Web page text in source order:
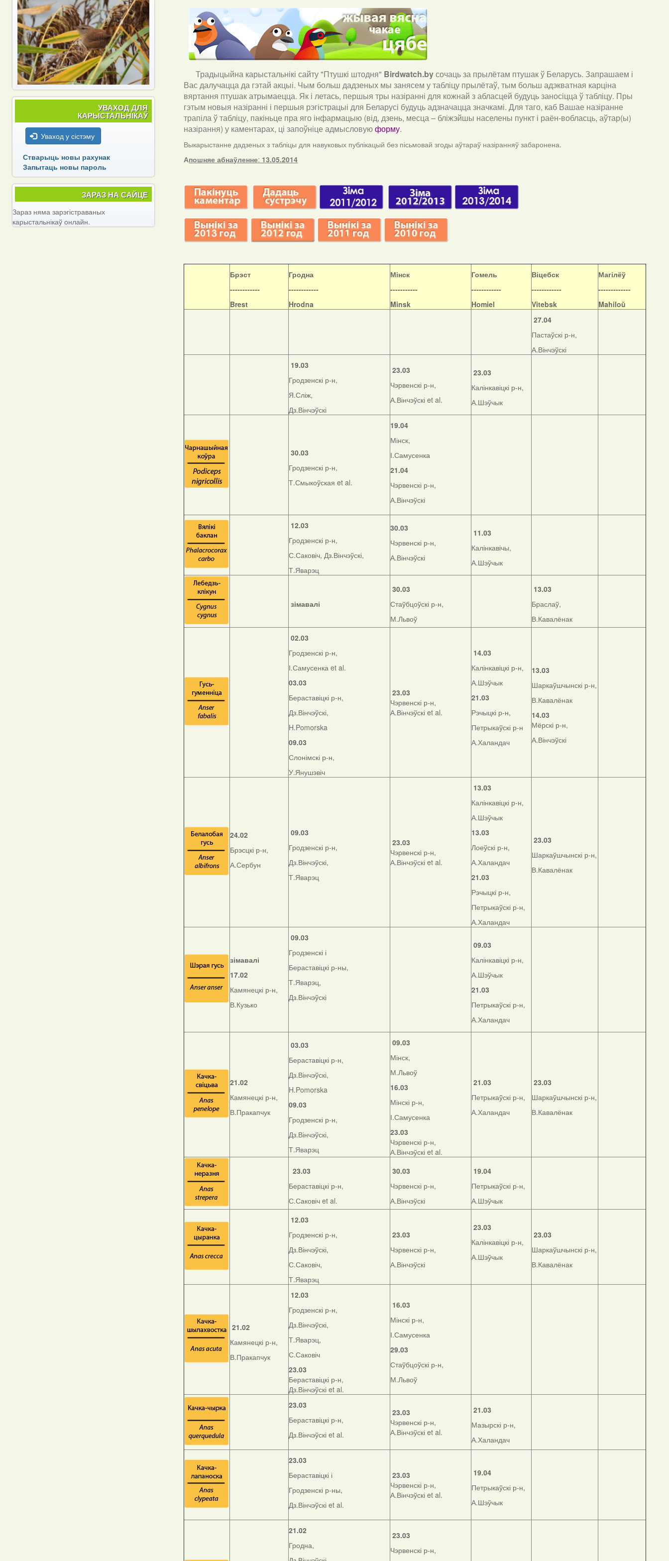
Традыцыйна карыстальнікі сайту "Птушкі штодня" Birdwatch.byсочаць за прылётам птушак ў Беларусь. Запрашаем і
Вас далучацца да гэтай акцыі. Чым больш дадзеных мы занясем у табліцу прылётаў, тым больш адэкватная карціна
вяртання птушак атрымаецца. Як і летась, першыя тры назіранні для кожнай з абласцей будуць заносіцца ў табліцу. Пры
гэтым новыя назіранні і першыя рэгістрацыі для Беларусі будуць адзначацца значкамі. Для таго, каб Вашае назіранне
трапіла ў табліцу, пакіньце пра яго інфармацыю (від, дзень, месца – бліжэйшы населены пункт і раён-вобласць, аўтар(ы)
назірання) у каментарах, ці запоўніце адмысловуюформу.
Выкарыстанне дадзеных з табліцы для навуковых публікацый без пісьмовай згоды аўтараў назіранняў забаронена.
Апошняе абнаўленне: 13.05.2014
Брэст
------------
Brest
Гродна
------------
Hrodna
Мінск
-----------
Minsk
Гомель
------------
Homiel
Віцебск
------------
Vitebsk
Магілёў
-------------
Mahiloŭ
27.04
Пастаўскі р-н,
А.Вінчэўскі
19.03
Гродзенскі р-н,
Я.Сліж,
Дз.Вінчэўскі
23.03
Чэрвенскі р-н,
А.Вінчэўскі et al.
23.03
Калінкавіцкі р-н,
А.Шэўчык
30.03
Гродзенскі р-н,
Т.Смыкоўская et al.
19.04
Мінск,
І.Самусенка
21.04
Чэрвенскі р-н,
А.Вінчэўскі
12.03
Гродзенскі р-н,
С.Саковіч, Дз.Вінчэўскі,
Т.Яварэц
30.03
Чэрвенскі р-н,
А.Вінчэўскі
11.03
Калінкавічы,
А.Шэўчык
зімавалі
30.03
Стаўбцоўскі р-н,
М.Львоў
13.03
Браслаў,
В.Кавалёнак
02.03
Гродзенскі р-н,
І.Самусенка et al.
03.03
Бераставіцкі р-н,
Дз.Вінчэўскі,
H.Pomorska
09.03
Слонімскі р-н,
У.Янушэвіч
23.03
Чэрвенскі р-н,
А.Вінчэўскі et al.
14.03
Калінкавіцкі р-н,
А.Шэўчык
21.03
Рэчыцкі р-н,
Петрыкаўскі р-н
А.Халандач
13.03
Шаркаўшчынскі р-н,
В.Кавалёнак
14.03
Мёрскі р-н,
А.Вінчэўскі
24.02
Брэсцкі р-н,
А.Сербун
09.03
Гродзенскі р-н,
Дз.Вінчэўскі,
Т.Яварэц
23.03
Чэрвенскі р-н,
А.Вінчэўскі et al.
13.03
Калінкавіцкі р-н,
А.Шэўчык
13.03
Лоеўскі р-н,
А.Халандач
21.03
Рэчыцкі р-н,
Петрыкаўскі р-н,
А.Халандач
23.03
Шаркаўшчынскі р-н,
В.Кавалёнак
зімавалі
17.02
Камянецкі р-н,
В.Кузько
09.03
Гродзенскі і
Бераставіцкі р-ны,
Т.Яварэц,
Дз.Вінчэўскі
09.03
Калінкавіцкі р-н,
А.Шэўчык
21.03
Петрыкаўскі р-н,
А.Халандач
21.02
Камянецкі р-н,
В.Пракапчук
03.03
Бераставіцкі р-н,
Дз.Вінчэўскі,
H.Pomorska
09.03
Гродзенскі р-н,
Дз.Вінчэўскі,
Т.Яварэц
09.03
Мінск,
М.Львоў
16.03
Мінскі р-н,
І.Самусенка
23.03
Чэрвенскі р-н,
А.Вінчэўскі et al.
21.03
Петрыкаўскі р-н,
А.Халандач
23.03
Шаркаўшчынскі р-н,
В.Кавалёнак
23.03
Бераставіцкі р-н,
С.Саковіч et al.
30.03
Чэрвенскі р-н,
А.Вінчэўскі
19.04
Петрыкаўскі р-н,
А.Шэўчык
12.03
Гродзенскі р-н,
Дз.Вінчэўскі,
С.Саковіч,
Т.Яварэц
23.03
Чэрвенскі р-н,
А.Вінчэўскі
23.03
Калінкавіцкі р-н,
А.Шэўчык
23.03
Шаркаўшчынскі р-н,
В.Кавалёнак
21.02
Камянецкі р-н,
В.Пракапчук
12.03
Гродзенскі р-н,
Дз.Вінчэўскі,
Т.Яварэц,
С.Саковіч
23.03
Бераставіцкі р-н,
Дз.Вінчэўскі et al.
16.03
Мінскі р-н,
І.Самусенка
29.03
Стаўбцоўскі р-н,
М.Львоў
23.03
Бераставіцкі р-н,
Дз.Вінчэўскі et al.
23.03
Чэрвенскі р-н,
А.Вінчэўскі et al.
21.03
Мазырскі р-н,
А.Халандач
23.03
Бераставіцкі і
Гродзенскі р-ны,
Дз.Вінчэўскі et al.
23.03
Чэрвенскі р-н,
А.Вінчэўскі et al.
19.04
Петрыкаўскі р-н,
А.Шэўчык
21.02
Гродна,
23.03
Чэрвенскі р-н,
УВАХОД ДЛЯ
КАРЫСТАЛЬНІКАЎ
Уваход у сістэму
Стварыць новы рахунак
Запытаць новы пароль
ЗАРАЗ НА САЙЦЕ
Зараз няма зарэгістраваных
карыстальнікаў онлайн.